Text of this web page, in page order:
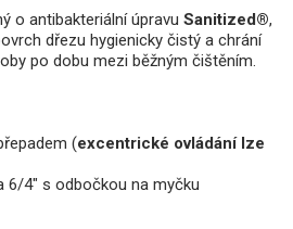
o antibakteriální úpravu Sanitized®,
dřezu hygienicky čistý a chrání
po dobu mezi běžným čištěním.
(excentrické ovládání lze
6/4" s odbočkou na myčku